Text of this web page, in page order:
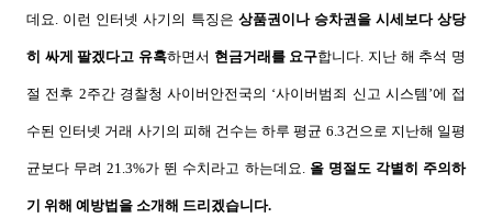
데요. 이런 인터넷 사기의 특징은 상품권이나 승차권을 시세보다 상당
히 싸게 팔겠다고 유혹하면서 현금거래를 요구합니다. 지난 해 추석 명
절 전후 2주간 경찰청 사이버안전국의 ‘사이버범죄 신고 시스템 ’에 접
수된 인터넷 거래 사기의 피해 건수는 하루 평균 6.3건으로 지난해 일평
균보다 무려 21.3%가 뛴 수치라고 하는데요. 올 명절도 각별히 주의하
기 위해 예방법을 소개해 드리겠습니다.